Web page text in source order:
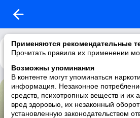
Применяются рекомендательные
Прочитать правила их применении
Возможны упоминания
В контенте могут упоминаться
информация. Незаконное
средств, психотропных веществ и их
вред здоровью, их незаконный
установленную законодательством
Каталог Рекомендации
Wiz Khalifa - 28
18 треков|hip-hop / rap /